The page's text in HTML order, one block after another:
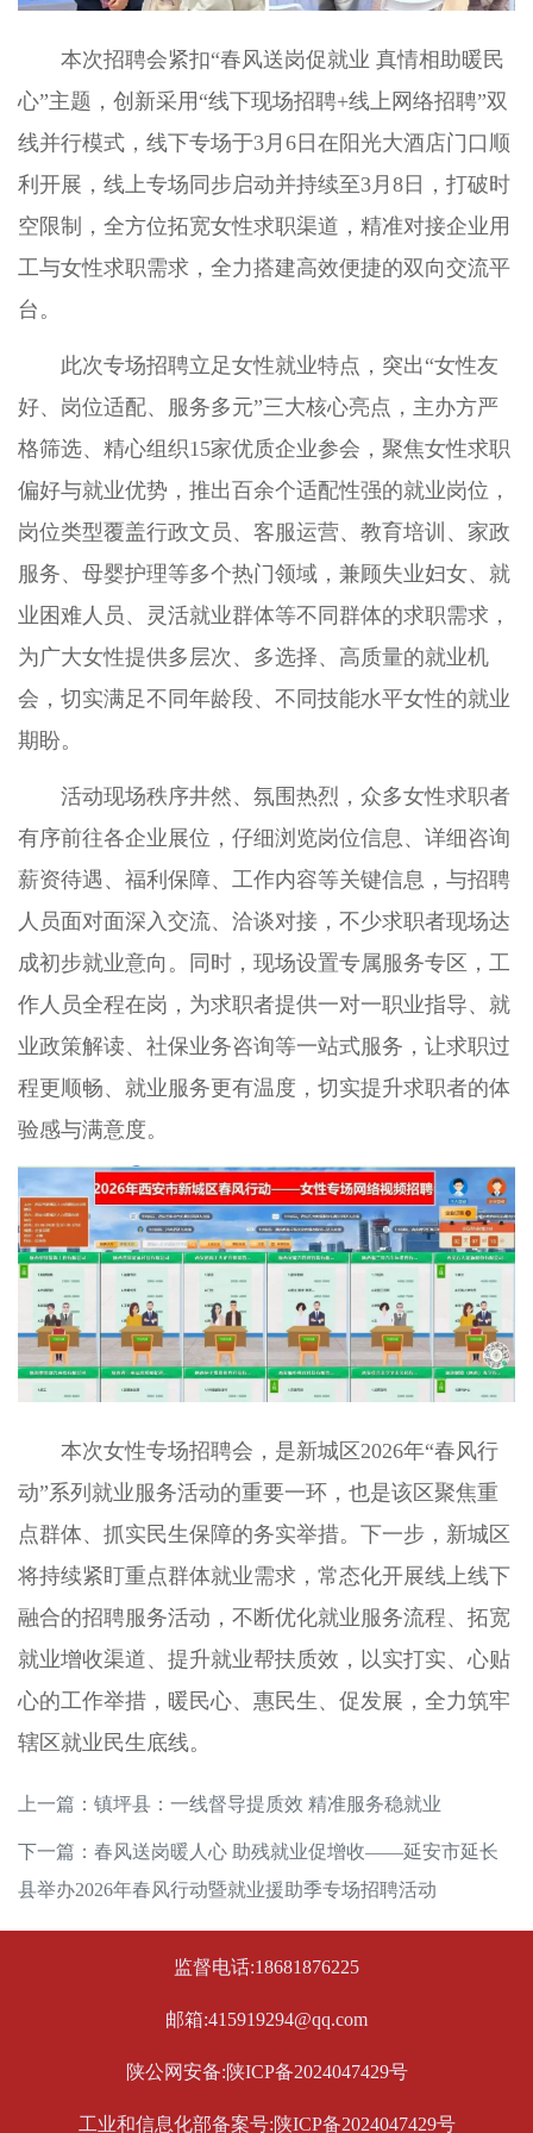
本次招聘会紧扣“春风送岗促就业 真情相助暖民
心”主题，创新采用“线下现场招聘+线上网络招聘”双
线并行模式，线下专场于3月6日在阳光大酒店门口顺
利开展，线上专场同步启动并持续至3月8日，打破时
空限制，全方位拓宽女性求职渠道，精准对接企业用
工与女性求职需求，全力搭建高效便捷的双向交流平
台。
此次专场招聘立足女性就业特点，突出“女性友
好、岗位适配、服务多元”三大核心亮点，主办方严
格筛选、精心组织15家优质企业参会，聚焦女性求职
偏好与就业优势，推出百余个适配性强的就业岗位，
岗位类型覆盖行政文员、客服运营、教育培训、家政
服务、母婴护理等多个热门领域，兼顾失业妇女、就
业困难人员、灵活就业群体等不同群体的求职需求，
为广大女性提供多层次、多选择、高质量的就业机
会，切实满足不同年龄段、不同技能水平女性的就业
期盼。
活动现场秩序井然、氛围热烈，众多女性求职者
有序前往各企业展位，仔细浏览岗位信息、详细咨询
薪资待遇、福利保障、工作内容等关键信息，与招聘
人员面对面深入交流、洽谈对接，不少求职者现场达
成初步就业意向。同时，现场设置专属服务专区，工
作人员全程在岗，为求职者提供一对一职业指导、就
业政策解读、社保业务咨询等一站式服务，让求职过
程更顺畅、就业服务更有温度，切实提升求职者的体
验感与满意度。
本次女性专场招聘会，是新城区2026年“春风行
动”系列就业服务活动的重要一环，也是该区聚焦重
点群体、抓实民生保障的务实举措。下一步，新城区
将持续紧盯重点群体就业需求，常态化开展线上线下
融合的招聘服务活动，不断优化就业服务流程、拓宽
就业增收渠道、提升就业帮扶质效，以实打实、心贴
心的工作举措，暖民心、惠民生、促发展，全力筑牢
辖区就业民生底线。
上一篇： 镇坪县：一线督导提质效 精准服务稳就业
下一篇： 春风送岗暖人心 助残就业促增收——延安市延长
县举办2026年春风行动暨就业援助季专场招聘活动
监督电话:18681876225
邮箱:415919294@qq.com
陕公网安备:陕ICP备2024047429号
工业和信息化部备案号:陕ICP备2024047429号